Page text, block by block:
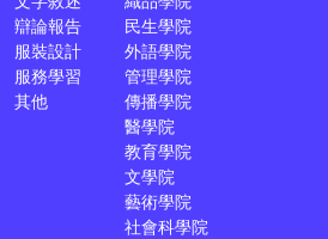
辯論報告
服裝設計
服務學習
其他
民生學院
外語學院
管理學院
傳播學院
醫學院
教育學院
文學院
藝術學院
社會科學院